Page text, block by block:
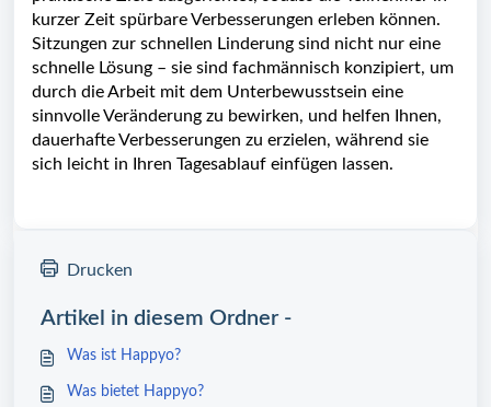
kurzer Zeit spürbare Verbesserungen erleben können.
Sitzungen zur schnellen Linderung sind nicht nur eine
schnelle Lösung – sie sind fachmännisch konzipiert, um
durch die Arbeit mit dem Unterbewusstsein eine
sinnvolle Veränderung zu bewirken, und helfen Ihnen,
dauerhafte Verbesserungen zu erzielen, während sie
sich leicht in Ihren Tagesablauf einfügen lassen.
Drucken
Artikel in diesem Ordner -
Was ist Happyo?
Was bietet Happyo?